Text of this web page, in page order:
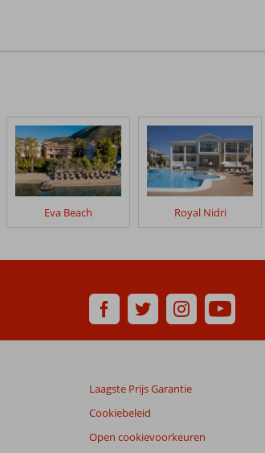
Eva Beach Royal Nidri
Laagste Prijs Garantie
Cookiebeleid
Open cookievoorkeuren